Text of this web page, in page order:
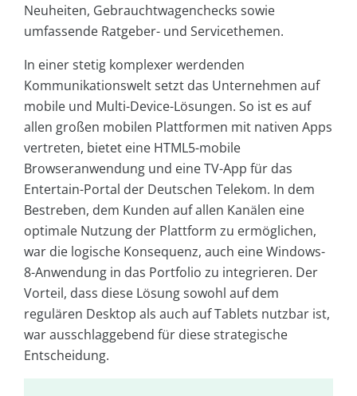
Neuheiten, Gebrauchtwagenchecks sowie
umfassende Ratgeber- und Servicethemen.
In einer stetig komplexer werdenden
Kommunikationswelt setzt das Unternehmen auf
mobile und Multi-Device-Lösungen. So ist es auf
allen großen mobilen Plattformen mit nativen Apps
vertreten, bietet eine HTML5-mobile
Browseranwendung und eine TV-App für das
Entertain-Portal der Deutschen Telekom. In dem
Bestreben, dem Kunden auf allen Kanälen eine
optimale Nutzung der Plattform zu ermöglichen,
war die logische Konsequenz, auch eine Windows-
8-Anwendung in das Portfolio zu integrieren. Der
Vorteil, dass diese Lösung sowohl auf dem
regulären Desktop als auch auf Tablets nutzbar ist,
war ausschlaggebend für diese strategische
Entscheidung.